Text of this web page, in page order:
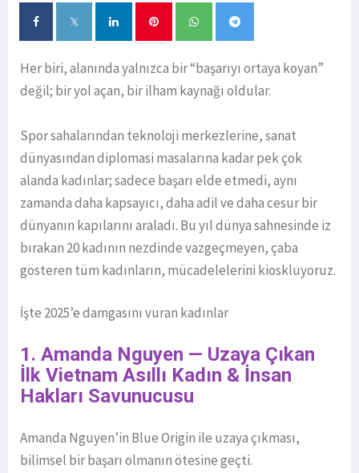
Her biri, alanında yalnızca bir “başarıyı ortaya koyan”
değil; bir yol açan, bir ilham kaynağı oldular.
Spor sahalarından teknoloji merkezlerine, sanat
dünyasından diplomasi masalarına kadar pek çok
alanda kadınlar; sadece başarı elde etmedi, aynı
zamanda daha kapsayıcı, daha adil ve daha cesur bir
dünyanın kapılarını araladı. Bu yıl dünya sahnesinde iz
bırakan 20 kadının nezdinde vazgeçmeyen, çaba
gösteren tüm kadınların, mücadelelerini kioskluyoruz.
İşte 2025’e damgasını vuran kadınlar
1. Amanda Nguyen — Uzaya Çıkan
İlk Vietnam Asıllı Kadın & İnsan
Hakları Savunucusu
Amanda Nguyen’in Blue Origin ile uzaya çıkması,
bilimsel bir başarı olmanın ötesine geçti.